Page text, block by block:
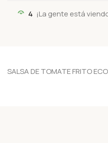
4 ¡La gente está
SALSA DE TOMATE FRITO